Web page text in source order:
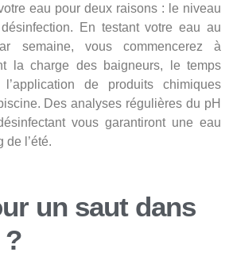
eau pour deux raisons : le niveau
En testant votre eau au
semaine, vous commencerez à
la charge des baigneurs, le temps
de produits chimiques
Des analyses régulières du pH
vous garantiront une eau
de l’été.
un saut dans
?